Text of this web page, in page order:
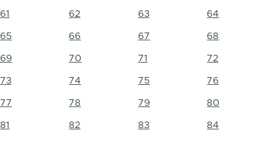
61 62 63 64
65 66 67 68
69 70 71 72
73 74 75 76
77 78 79 80
81 82 83 84